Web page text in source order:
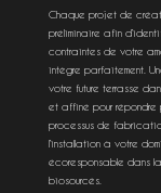
Chaque projet de
préliminaire afin
contraintes de votre
intègre parfaitement.
votre future terrasse
et affiné pour répondre
processus de
l’installation à votre
écoresponsable dans
biosourcés.